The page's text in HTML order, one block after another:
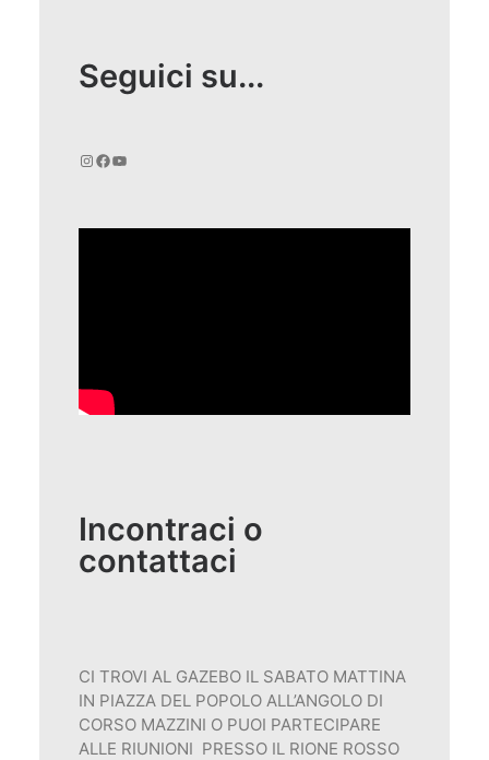
Seguici su...
Instagram
Facebook
YouTube
Incontraci o
contattaci
CI TROVI AL GAZEBO IL SABATO MATTINA
IN PIAZZA DEL POPOLO ALL’ANGOLO DI
CORSO MAZZINI O PUOI PARTECIPARE
ALLE RIUNIONI PRESSO IL RIONE ROSSO